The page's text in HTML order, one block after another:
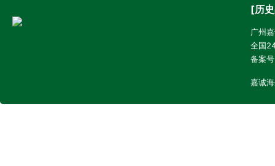
[历
广州
全国
备案
嘉诚